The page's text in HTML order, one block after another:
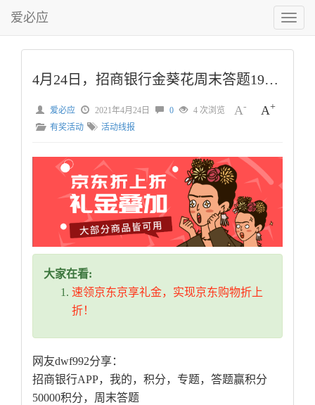
切
换
菜
爱必应
4月24日，招商银行金葵花周末答题19点场答案
A- A+
爱必应 2021年4月24日 0
4 次浏览
有奖活动
活动线报
大家在看:
速领京东京享礼金，实现京东购物折上
折！
网友dwf992分享：
招商银行APP，我的，积分，专题，答题赢积分
50000积分，周末答题